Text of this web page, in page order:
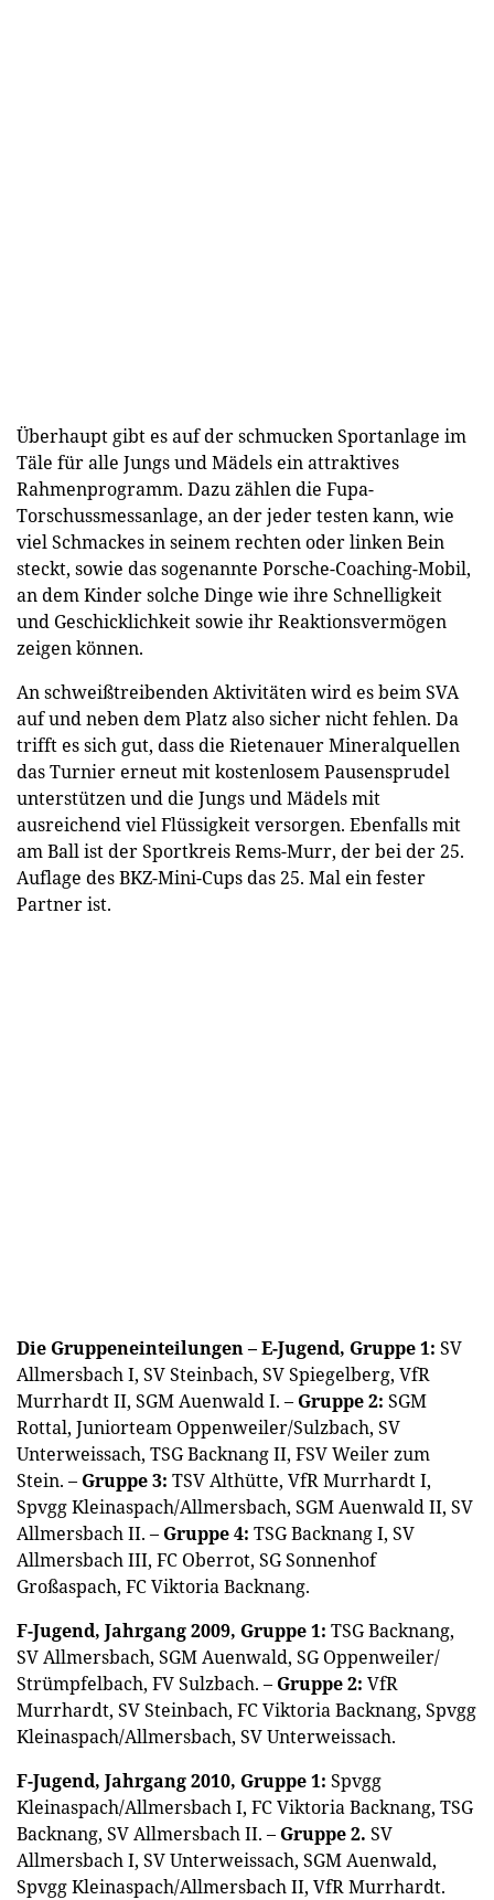
Überhaupt gibt es auf der schmucken Sportanlage im
Täle für alle Jungs und Mädels ein attraktives
Rahmenprogramm. Dazu zählen die Fupa-
Torschussmessanlage, an der jeder testen kann, wie
viel Schmackes in seinem rechten oder linken Bein
steckt, sowie das sogenannte Porsche-Coaching-Mobil,
an dem Kinder solche Dinge wie ihre Schnelligkeit
und Geschicklichkeit sowie ihr Reaktionsvermögen
zeigen können.
An schweißtreibenden Aktivitäten wird es beim SVA
auf und neben dem Platz also sicher nicht fehlen. Da
trifft es sich gut, dass die Rietenauer Mineralquellen
das Turnier erneut mit kostenlosem Pausensprudel
unterstützen und die Jungs und Mädels mit
ausreichend viel Flüssigkeit versorgen. Ebenfalls mit
am Ball ist der Sportkreis Rems-Murr, der bei der 25.
Auflage des BKZ-Mini-Cups das 25. Mal ein fester
Partner ist.
Die Gruppeneinteilungen – E-Jugend, Gruppe 1: SV
Allmersbach I, SV Steinbach, SV Spiegelberg, VfR
Murrhardt II, SGM Auenwald I. – Gruppe 2: SGM
Rottal, Juniorteam Oppenweiler/Sulzbach, SV
Unterweissach, TSG Backnang II, FSV Weiler zum
Stein. – Gruppe 3: TSV Althütte, VfR Murrhardt I,
Spvgg Kleinaspach/Allmersbach, SGM Auenwald II, SV
Allmersbach II. – Gruppe 4: TSG Backnang I, SV
Allmersbach III, FC Oberrot, SG Sonnenhof
Großaspach, FC Viktoria Backnang.
F-Jugend, Jahrgang 2009, Gruppe 1: TSG Backnang,
SV Allmersbach, SGM Auenwald, SG Oppenweiler/
Strümpfelbach, FV Sulzbach. – Gruppe 2: VfR
Murrhardt, SV Steinbach, FC Viktoria Backnang, Spvgg
Kleinaspach/Allmersbach, SV Unterweissach.
F-Jugend, Jahrgang 2010, Gruppe 1: Spvgg
Kleinaspach/Allmersbach I, FC Viktoria Backnang, TSG
Backnang, SV Allmersbach II. – Gruppe 2. SV
Allmersbach I, SV Unterweissach, SGM Auenwald,
Spvgg Kleinaspach/Allmersbach II, VfR Murrhardt.